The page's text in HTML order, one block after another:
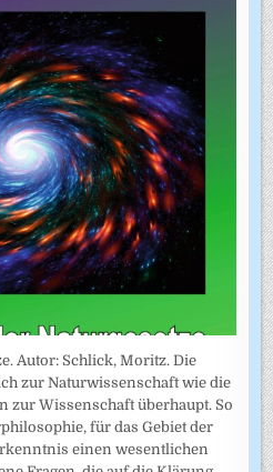
Autor: Schlick, Moritz. Die
zur Naturwissenschaft wie die
zur Wissenschaft überhaupt. So
für das Gebiet der
einen wesentlichen